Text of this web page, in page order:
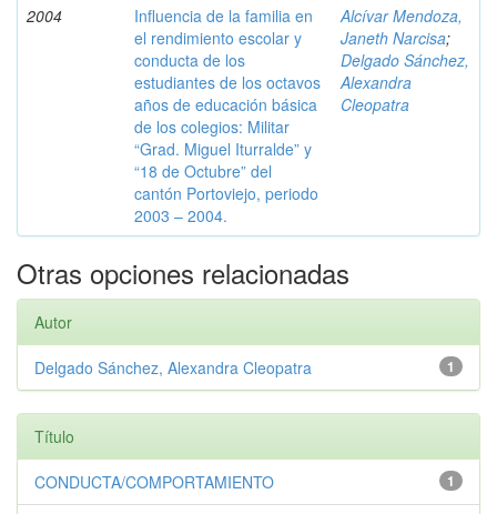
2004
Influencia de la familia en
el rendimiento escolar y
conducta de los
estudiantes de los octavos
años de educación básica
de los colegios: Militar
“Grad. Miguel Iturralde” y
“18 de Octubre” del
cantón Portoviejo, periodo
2003 – 2004.
Alcívar Mendoza,
Janeth Narcisa;
Delgado Sánchez,
Alexandra
Cleopatra
Otras opciones relacionadas
Autor
1
Delgado Sánchez, Alexandra Cleopatra
Título
1
CONDUCTA/COMPORTAMIENTO